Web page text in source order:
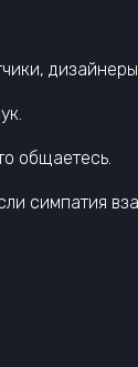
общаетесь.
симпатия